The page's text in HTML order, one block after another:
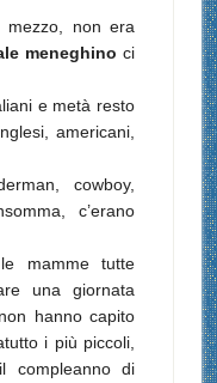
mezzo, non era
meneghino ci
e metà resto
americani,
cowboy,
c’erano
mamme tutte
una giornata
hanno capito
i più piccoli,
compleanno di